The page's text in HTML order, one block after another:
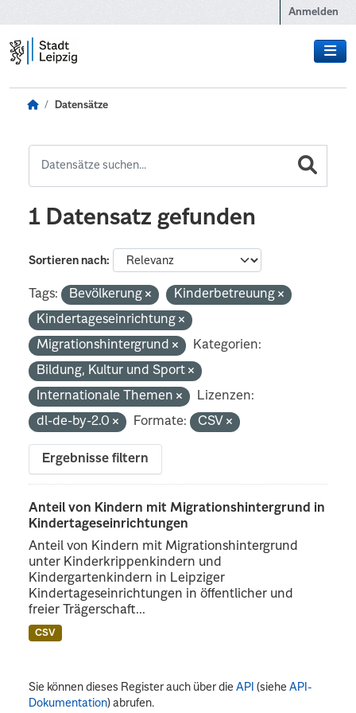
Anmelden
Datensätze
1 Datensatz gefunden
Sortieren nach
Tags: Bevölkerung
Kinderbetreuung
Kindertageseinrichtung
Migrationshintergrund
Kategorien:
Bildung, Kultur und Sport
Internationale Themen
Lizenzen:
dl-de-by-2.0
Formate: CSV
Ergebnisse filtern
Anteil von Kindern mit Migrationshintergrund in
Kindertageseinrichtungen
Anteil von Kindern mit Migrationshintergrund
unter Kinderkrippenkindern und
Kindergartenkindern in Leipziger
Kindertageseinrichtungen in öffentlicher und
freier Trägerschaft...
CSV
Sie können dieses Register auch über dieAPI (sieheAPI-
Dokumentation) abrufen.